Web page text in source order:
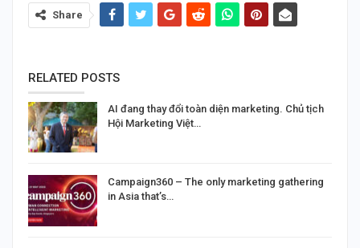
Share
RELATED POSTS
AI đang thay đổi toàn diện marketing. Chủ tịch
Hội Marketing Việt…
Campaign360 – The only marketing gathering
in Asia that’s…